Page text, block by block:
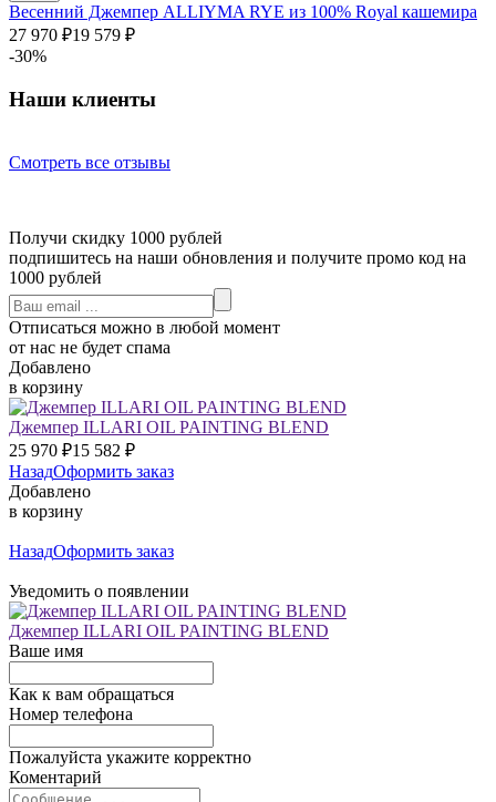
Весенний Джемпер ALLIYMA RYE из 100% Royal кашемира
27 970 ₽19 579 ₽
-30%
Наши клиенты
Смотреть все отзывы
Получи скидку 1000 рублей
подпишитесь на наши обновления и получите промо код на
1000 рублей
Отписаться можно в любой момент
от нас не будет спама
Добавлено
в корзину
Джемпер ILLARI OIL PAINTING BLEND
25 970 ₽15 582 ₽
НазадОформить заказ
Добавлено
в корзину
НазадОформить заказ
Уведомить о появлении
Джемпер ILLARI OIL PAINTING BLEND
Ваше имя
Как к вам обращаться
Номер телефона
Пожалуйста укажите корректно
Коментарий